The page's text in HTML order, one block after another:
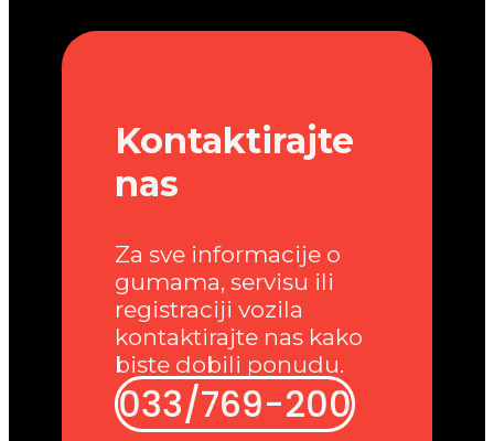
Kontaktirajte
nas
Za sve informacije o
gumama, servisu ili
registraciji vozila
kontaktirajte nas kako
biste dobili ponudu.
033/769-200